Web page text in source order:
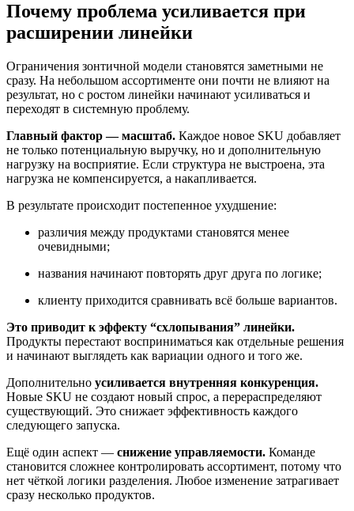
Почему проблема усиливается при
расширении линейки
Ограничения зонтичной модели становятся заметными не
сразу. На небольшом ассортименте они почти не влияют на
результат, но с ростом линейки начинают усиливаться и
переходят в системную проблему.
Главный фактор — масштаб. Каждое новое SKU добавляет
не только потенциальную выручку, но и дополнительную
нагрузку на восприятие. Если структура не выстроена, эта
нагрузка не компенсируется, а накапливается.
В результате происходит постепенное ухудшение:
различия между продуктами становятся менее
очевидными;
названия начинают повторять друг друга по логике;
клиенту приходится сравнивать всё больше вариантов.
Это приводит к эффекту “схлопывания” линейки.
Продукты перестают восприниматься как отдельные решения
и начинают выглядеть как вариации одного и того же.
Дополнительно усиливается внутренняя конкуренция.
Новые SKU не создают новый спрос, а перераспределяют
существующий. Это снижает эффективность каждого
следующего запуска.
Ещё один аспект — снижение управляемости. Команде
становится сложнее контролировать ассортимент, потому что
нет чёткой логики разделения. Любое изменение затрагивает
сразу несколько продуктов.